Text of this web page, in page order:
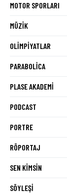
MOTOR SPORLARI
MÜZIK
OLIMPIYATLAR
PARABOLICA
PLASE AKADEMI
PODCAST
PORTRE
RÖPORTAJ
SEN KIMSIN
SÖYLEŞI